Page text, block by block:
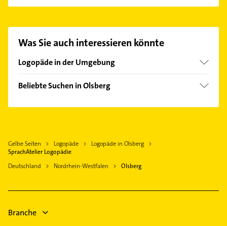
finden Sie alleKontaktdaten.
Was Sie auch interessieren könnte
Logopäde in der Umgebung
Brilon
Meschede
Schmallenberg
Arnsberg
Beliebte Suchen in Olsberg
Schreiner
Heizung & Sanitär
Heizungsbauer
Gelbe Seiten Logopäde
Logopäde in Olsberg
SprachAtelier Logopädie
Deutschland
Nordrhein-Westfalen Olsberg
Branche